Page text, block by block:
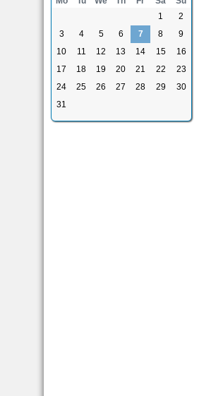
1
2
3
4 5 6 7 8
9
10
11 12 13 14 15
16
17
18 19 20 21 22
23
24
25 26 27 28 29
30
31